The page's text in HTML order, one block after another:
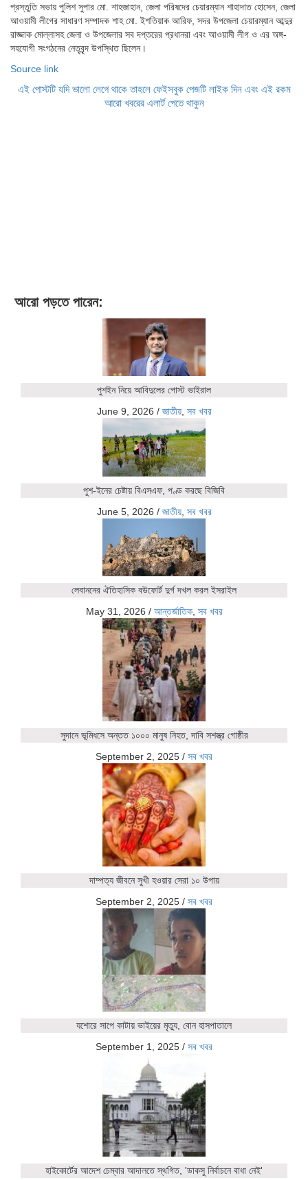
প্রস্তুতি সভায় পুলিশ সুপার মো. শাহজাহান, জেলা পরিষদের চেয়ারম্যান শাহাদাত হোসেন, জেলা
আওয়ামী লীগের সাধারণ সম্পাদক শাহ মো. ইশতিয়াক আরিফ, সদর উপজেলা চেয়ারম্যান আব্দুর
রাজ্জাক মোল্লাসহ জেলা ও উপজেলার সব দপ্তরের প্রধানরা এবং আওয়ামী লীগ ও এর অঙ্গ-
সহযোগী সংগঠনের নেতৃবৃন্দ উপস্থিত ছিলেন।
Source link
এই পোস্টটি যদি ভালো লেগে থাকে তাহলে ফেইসবুক পেজটি লাইক দিন এবং এই রকম
আরো খবরের এলার্ট পেতে থাকুন
আরো পড়তে পারেন:
পুশইন নিয়ে আবিদুলের পোস্ট ভাইরাল
June 9, 2026 / জাতীয়, সব খবর
পুশ-ইনের চেষ্টায় বিএসএফ, পণ্ড করছে বিজিবি
June 5, 2026 / জাতীয়, সব খবর
লেবাননের ঐতিহাসিক বউফোর্ট দুর্গ দখল করল ইসরাইল
May 31, 2026 / আন্তর্জাতিক, সব খবর
সুদানে ভূমিধসে অন্তত ১০০০ মানুষ নিহত, দাবি সশস্ত্র গোষ্ঠীর
September 2, 2025 / সব খবর
দাম্পত্য জীবনে সুখী হওয়ার সেরা ১০ উপায়
September 2, 2025 / সব খবর
যশোরে সাপে কাটায় ভাইয়ের মৃত্যু, বোন হাসপাতালে
September 1, 2025 / সব খবর
হাইকোর্টের আদেশ চেম্বার আদালতে স্থগিত, 'ডাকসু নির্বাচনে বাধা নেই'